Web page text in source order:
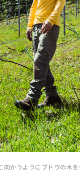
かうようにブドウの木